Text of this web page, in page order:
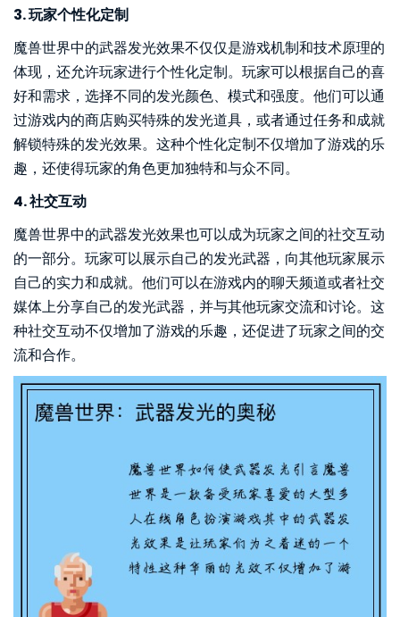
3. 玩家个性化定制
魔兽世界中的武器发光效果不仅仅是游戏机制和技术原理的
体现，还允许玩家进行个性化定制。玩家可以根据自己的喜
好和需求，选择不同的发光颜色、模式和强度。他们可以通
过游戏内的商店购买特殊的发光道具，或者通过任务和成就
解锁特殊的发光效果。这种个性化定制不仅增加了游戏的乐
趣，还使得玩家的角色更加独特和与众不同。
4. 社交互动
魔兽世界中的武器发光效果也可以成为玩家之间的社交互动
的一部分。玩家可以展示自己的发光武器，向其他玩家展示
自己的实力和成就。他们可以在游戏内的聊天频道或者社交
媒体上分享自己的发光武器，并与其他玩家交流和讨论。这
种社交互动不仅增加了游戏的乐趣，还促进了玩家之间的交
流和合作。